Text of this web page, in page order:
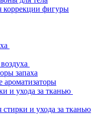
коррекции фигуры
запаха
ароматизаторы
и ухода за тканью
стирки и ухода за тканью